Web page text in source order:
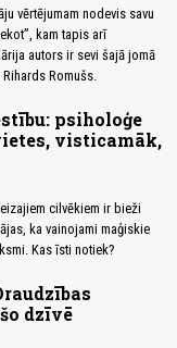
vērtējumam nodevis savu
kam tapis arī
autors ir sevi šajā jomā
Romušs.
psiholoģe
visticamāk,
cilvēkiem ir bieži
ka vainojami maģiskie
Kas īsti notiek?
dzīvē